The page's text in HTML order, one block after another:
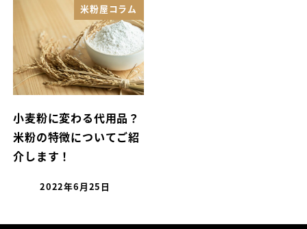
米粉屋コラム
小麦粉に変わる代用品？
米粉の特徴についてご紹
介します！
2022年6月25日